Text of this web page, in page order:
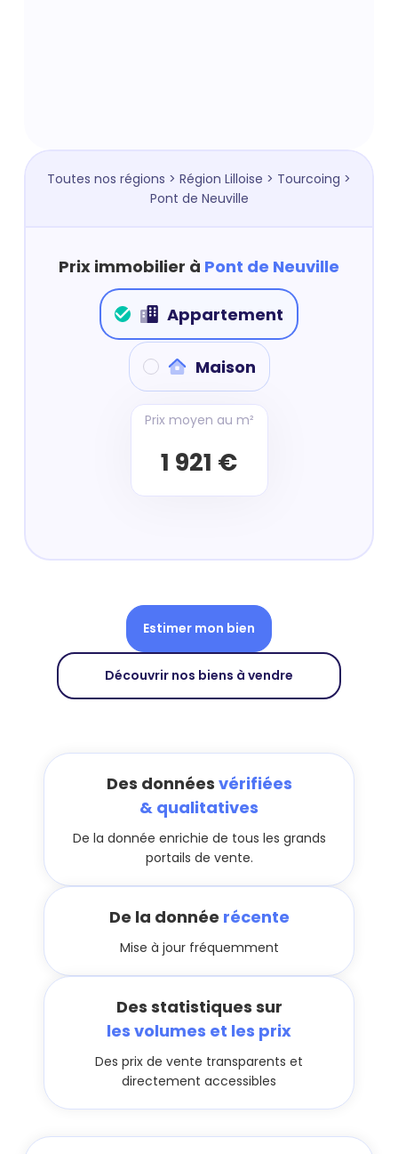
Toutes nos régions > Région Lilloise > Tourcoing >
Pont de Neuville
Prix immobilier à Pont de Neuville
Appartement
Maison
Prix moyen au m²
1 921 €
Estimer mon bien
Découvrir nos biens à vendre
Des données vérifiées
& qualitatives
De la donnée enrichie de tous les grands
portails de vente.
De la donnée récente
Mise à jour fréquemment
Des statistiques sur
les volumes et les prix
Des prix de vente transparents et
directement accessibles